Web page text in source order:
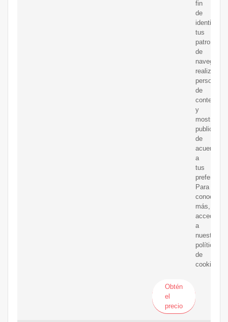
fin
de
identificar
tus
patrones
de
realizar
de
contenido
y
mostrarte
publicidad
de
acuerdo
a
tus
Para
conocer
más,
accede
a
nuestra
política
de
cookies.
Obtén
el
precio